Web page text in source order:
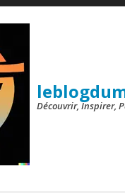
Découvrir, Inspirer,